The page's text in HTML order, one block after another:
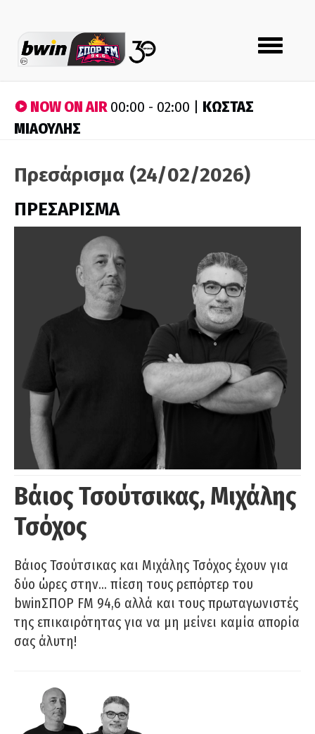
Toggle
navigation
NOW ON AIR00:00 - 02:00 | ΚΩΣΤΑΣ
ΜΙΑΟΥΛΗΣ
Πρεσάρισμα (24/02/2026)
ΠΡΕΣΑΡΙΣΜΑ
Βάιος Τσούτσικας, Μιχάλης
Τσόχος
Βάιος Τσούτσικας και Μιχάλης Τσόχος έχουν για
δύο ώρες στην… πίεση τους ρεπόρτερ του
bwinΣΠΟΡ FM 94,6 αλλά και τους πρωταγωνιστές
της επικαιρότητας για να μη μείνει καμία απορία
σας άλυτη!